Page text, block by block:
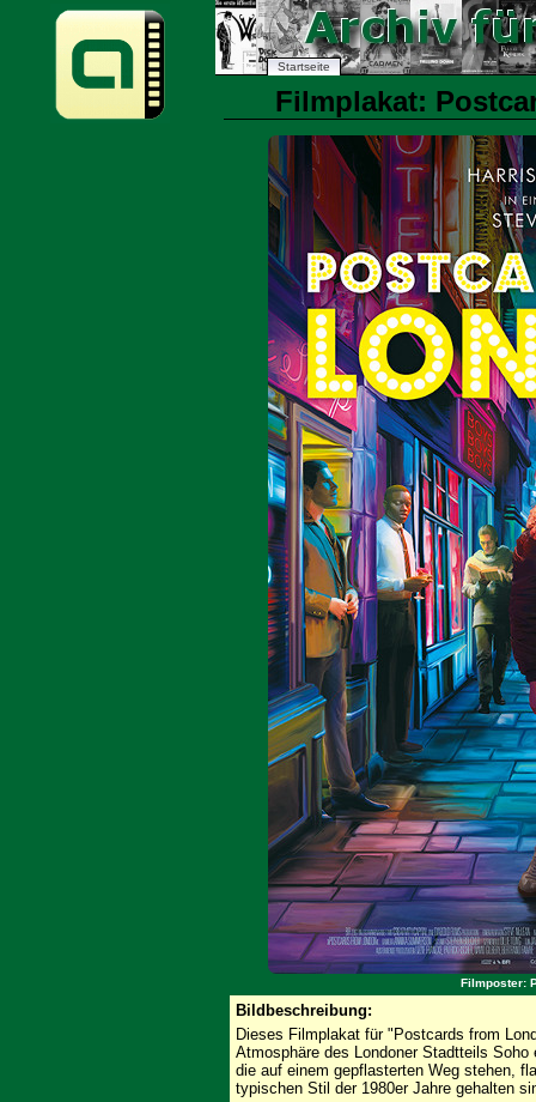
Startseite
Filmplakat:
Filmposter:
Bildbeschreibung:
Dieses Filmplakat für "Postcards from
Atmosphäre des Londoner Stadtteils
die auf einem gepflasterten Weg stehen,
typischen Stil der 1980er Jahre gehalten